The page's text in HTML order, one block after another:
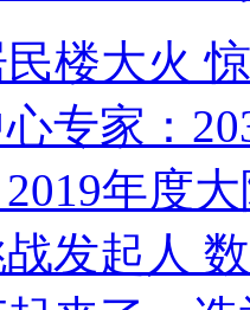
民楼大火
专家：
年度
发起人